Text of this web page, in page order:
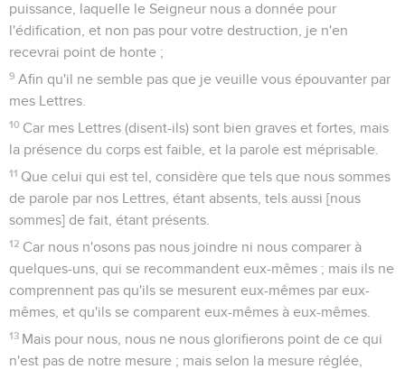
puissance, laquelle le Seigneur nous a donnée pour
l'édification, et non pas pour votre destruction, je n'en
recevrai point de honte ;
9 Afin qu'il ne semble pas que je veuille vous épouvanter par
mes Lettres.
10 Car mes Lettres (disent-ils) sont bien graves et fortes, mais
la présence du corps est faible, et la parole est méprisable.
11 Que celui qui est tel, considère que tels que nous sommes
de parole par nos Lettres, étant absents, tels aussi [nous
sommes] de fait, étant présents.
12 Car nous n'osons pas nous joindre ni nous comparer à
quelques-uns, qui se recommandent eux-mêmes ; mais ils ne
comprennent pas qu'ils se mesurent eux-mêmes par eux-
mêmes, et qu'ils se comparent eux-mêmes à eux-mêmes.
13 Mais pour nous, nous ne nous glorifierons point de ce qui
n'est pas de notre mesure ; mais selon la mesure réglée,